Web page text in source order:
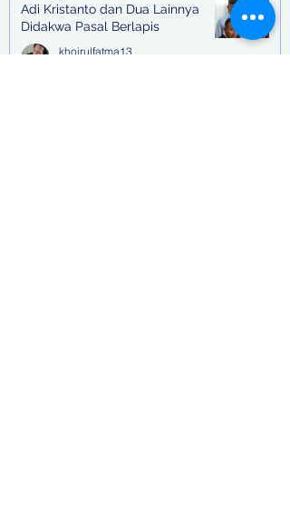
Adi Kristanto dan Dua Lainnya
Didakwa Pasal Berlapis
khoirulfatma13